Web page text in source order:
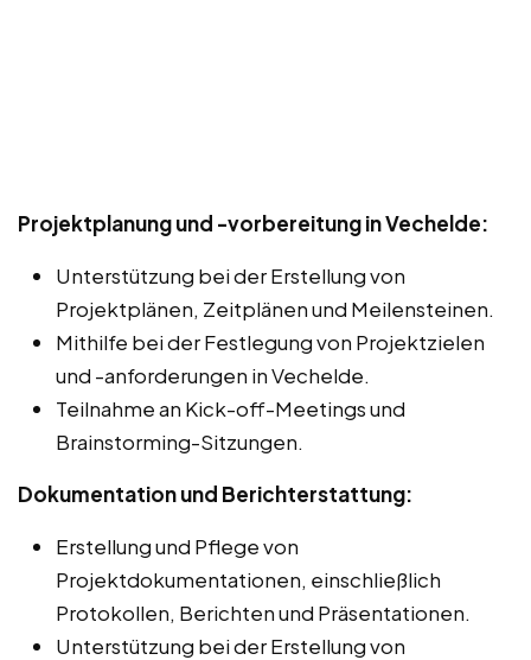
Projektplanung und -vorbereitung in Vechelde:
Unterstützung bei der Erstellung von
Projektplänen, Zeitplänen und Meilensteinen.
Mithilfe bei der Festlegung von Projektzielen
und -anforderungen in Vechelde.
Teilnahme an Kick-off-Meetings und
Brainstorming-Sitzungen.
Dokumentation und Berichterstattung:
Erstellung und Pflege von
Projektdokumentationen, einschließlich
Protokollen, Berichten und Präsentationen.
Unterstützung bei der Erstellung von